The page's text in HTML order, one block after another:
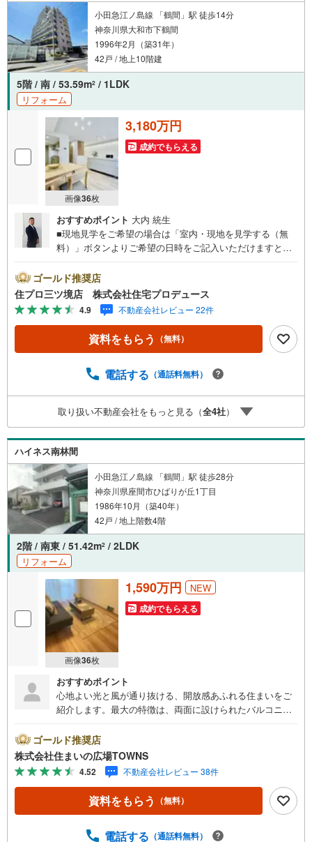
小田急江ノ島線 「鶴間」駅 徒歩14分
神奈川県大和市下鶴間
1996年2月（築31年）
42戸 / 地上10階建
5階 / 南 / 53.59m2 / 1LDK
リフォーム
画像36枚
3,180万円
成約でもらえる
おすすめポイント 大内 統生
■現地見学をご希望の場合は「室内・現地を見学する（無
料）」ボタンよりご希望の日時をご記入いただけますとス
リアに強い！ 住プロは大和市・綾瀬市エリアの不動産売買
専門会社です！最新物件情報や当社限定で販売する物件情
報も多数ございますので、お気軽にお問合せ下さい！ -------
------- 弊社独自の住宅ローン提案システム 弊社ではファイ
ナンシャル専門スタッフによる【丁寧な資金アドバイス】
【ファイナンシャルプラン提案書の作成】を随時行ってお
ン残高】【住宅購入者だけが加入できる無料の生命保険】
なる【教育費】住宅を買った後から始まる【住宅ローン返
済】65歳以上から必要になる【老後の費用負担】住宅探し
の【このタイミング】で不安な部分を明確にしていきませ
んか？？ --------------
ゴールド推奨店
住プロ三ツ境店 株式会社住宅プロデュース
4.9 不動産会社レビュー 22件
資料をもらう （無料）
電話する （通話料無料）
取り扱い不動産会社をもっと見る（全4社）
ハイネス南林間
小田急江ノ島線 「鶴間」駅 徒歩28分
神奈川県座間市ひばりが丘1丁目
1986年10月（築40年）
42戸 / 地上階数4階
2階 / 南東 / 51.42m2 / 2LDK
リフォーム
画像36枚
1,590万円 NEW
成約でもらえる
おすすめポイント
心地よい光と風が通り抜ける、開放感あふれる住まいをご
紹介します。最大の特徴は、両面に設けられたバルコニー
らしに心地よい潤いを与えてくれます。室内は内外装とも
にリノベーションを施し、洗練された空間へと生まれ変わ
りました。システムキッチンには家事の負担を軽減する食
器洗乾燥機を完備。さらに、家具・家電や照明器具があら
かじめ備わっているため、準備の手間やコストを抑えてス
ムーズに新生活をスタートできるのが大きな魅力です。全
されています。周辺は閑静な住宅街ながら、スーパーや小
ゴールド推奨店
株式会社住まいの広場TOWNS
4.52 不動産会社レビュー 38件
資料をもらう （無料）
電話する （通話料無料）